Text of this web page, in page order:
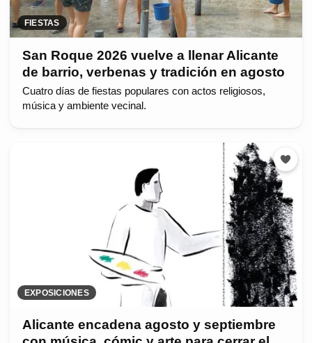
FIESTAS
San Roque 2026 vuelve a llenar Alicante
de barrio, verbenas y tradición en agosto
Cuatro días de fiestas populares con actos religiosos,
música y ambiente vecinal.
EXPOSICIONES
Alicante encadena agosto y septiembre